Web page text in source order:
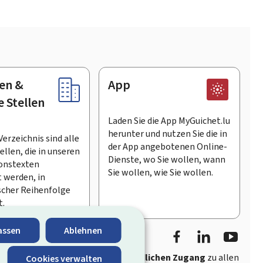
Ablehnen
Cookies verwalten
&
Stellen
sind alle
die in unseren
in
Reihenfolge
App
Laden Sie die App MyGuichet.lu
herunter und nutzen Sie die in
der App angebotenen Online-
Dienste, wo Sie wollen, wann
Sie wollen, wie Sie wollen.
FacebookLinkedIn
schnellen und benutzerfreundlichen Zugang zu allen